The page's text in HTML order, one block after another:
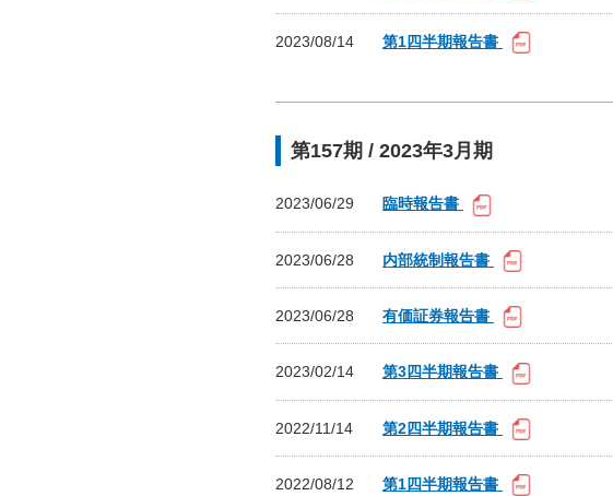
2023/08/14 第1四半期報告書
第157期 / 2023年3月期
2023/06/29 臨時報告書
2023/06/28 内部統制報告書
2023/06/28 有価証券報告書
2023/02/14 第3四半期報告書
2022/11/14 第2四半期報告書
2022/08/12 第1四半期報告書